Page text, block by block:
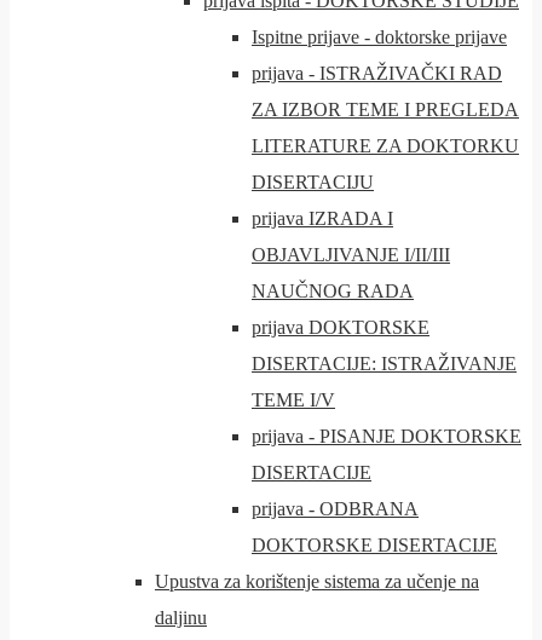
Ispitne prijave - doktorske prijave
prijava - ISTRAŽIVAČKI RAD
ZA IZBOR TEME I PREGLEDA
LITERATURE ZA DOKTORKU
DISERTACIJU
prijava IZRADA I
OBJAVLJIVANJE I/II/III
NAUČNOG RADA
prijava DOKTORSKE
DISERTACIJE: ISTRAŽIVANJE
TEME I/V
prijava - PISANJE DOKTORSKE
DISERTACIJE
prijava - ODBRANA
DOKTORSKE DISERTACIJE
Upustva za korištenje sistema za učenje na
daljinu